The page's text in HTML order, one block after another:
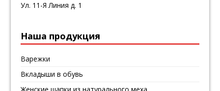
Ул. 11-Я Линия д. 1
Наша продукция
Варежки
Вкладыши в обувь